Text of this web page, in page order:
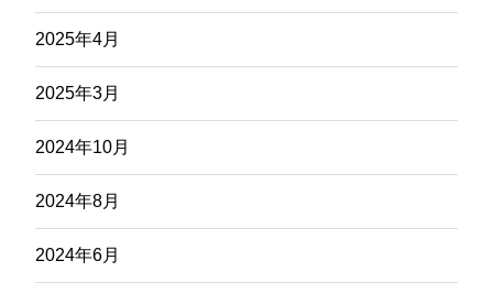
2025年4月
2025年3月
2024年10月
2024年8月
2024年6月